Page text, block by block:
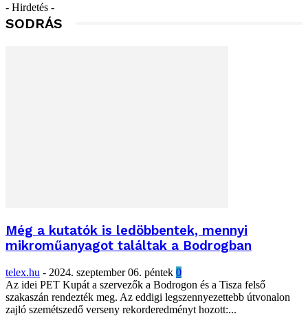
- Hirdetés -
SODRÁS
Még a kutatók is ledöbbentek, mennyi
mikroműanyagot találtak a Bodrogban
telex.hu - 2024. szeptember 06. péntek 0
Az idei PET Kupát a szervezők a Bodrogon és a Tisza felső
szakaszán rendezték meg. Az eddigi legszennyezettebb útvonalon
zajló szemétszedő verseny rekorderedményt hozott:...